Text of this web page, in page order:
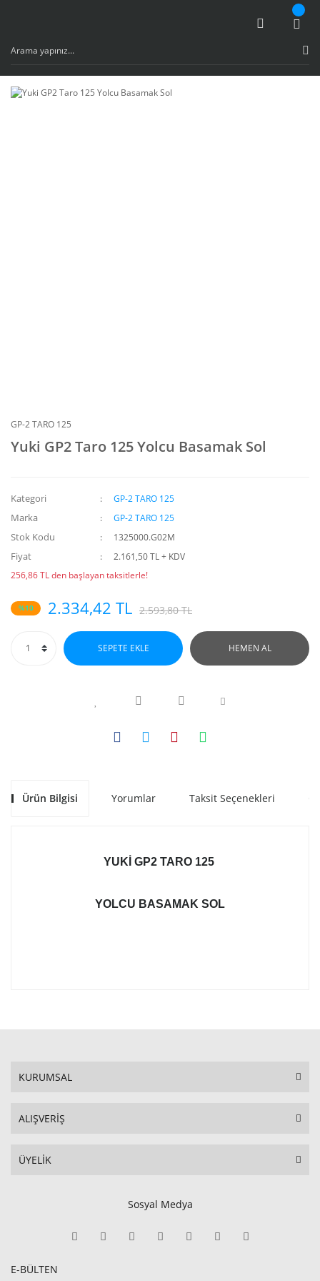
GP-2 TARO 125
Yuki GP2 Taro 125 Yolcu Basamak Sol
Kategori GP-2 TARO 125
Marka GP-2 TARO 125
Stok Kodu 1325000.G02M
Fiyat
2.161,50 TL + KDV
256,86 TL den başlayan taksitlerle!
%10 2.334,42 TL 2.593,80 TL
SEPETE EKLE HEMEN AL
Ürün Bilgisi Yorumlar Taksit Seçenekleri
YUKI GP2 TARO 125
YOLCU BASAMAK SOL
KURUMSAL
ALIŞVERİŞ
ÜYELİK
Sosyal Medya
E-BÜLTEN